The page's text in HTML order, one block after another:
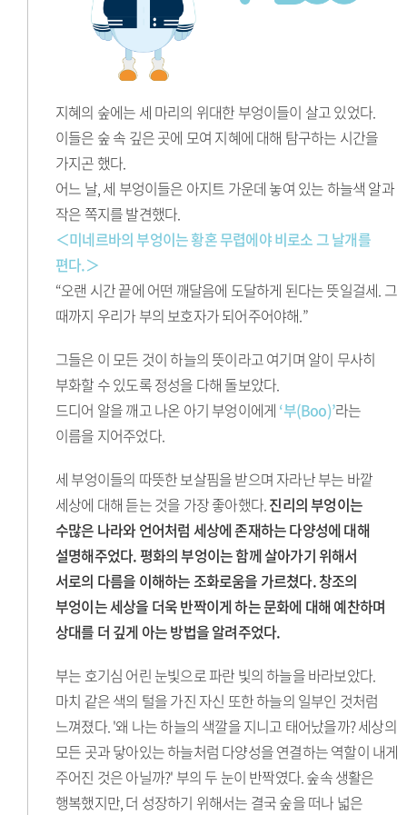
지혜의 숲에는 세 마리의 위대한 부엉이들이 살고 있었다.
이들은 숲 속 깊은 곳에 모여 지혜에 대해 탐구하는 시간을
가지곤 했다.
어느 날, 세 부엉이들은 아지트 가운데 놓여 있는 하늘색 알과
작은 쪽지를 발견했다.
＜미네르바의 부엉이는 황혼 무렵에야 비로소 그 날개를
편다.＞
“오랜 시간 끝에 어떤 깨달음에 도달하게 된다는 뜻일걸세. 그
때까지 우리가 부의 보호자가 되어주어야해.”
그들은 이 모든 것이 하늘의 뜻이라고 여기며 알이 무사히
부화할 수 있도록 정성을 다해 돌보았다.
드디어 알을 깨고 나온 아기 부엉이에게 ‘부(Boo)’라는
이름을 지어주었다.
세 부엉이들의 따뜻한 보살핌을 받으며 자라난 부는 바깥
세상에 대해 듣는 것을 가장 좋아했다. 진리의 부엉이는
수많은 나라와 언어처럼 세상에 존재하는 다양성에 대해
설명해주었다. 평화의 부엉이는 함께 살아가기 위해서
서로의 다름을 이해하는 조화로움을 가르쳤다. 창조의
부엉이는 세상을 더욱 반짝이게 하는 문화에 대해 예찬하며
상대를 더 깊게 아는 방법을 알려주었다.
부는 호기심 어린 눈빛으로 파란 빛의 하늘을 바라보았다.
마치 같은 색의 털을 가진 자신 또한 하늘의 일부인 것처럼
느껴졌다. '왜 나는 하늘의 색깔을 지니고 태어났을까? 세상의
모든 곳과 닿아있는 하늘처럼 다양성을 연결하는 역할이 내게
주어진 것은 아닐까?' 부의 두 눈이 반짝였다. 숲속 생활은
행복했지만, 더 성장하기 위해서는 결국 숲을 떠나 넓은